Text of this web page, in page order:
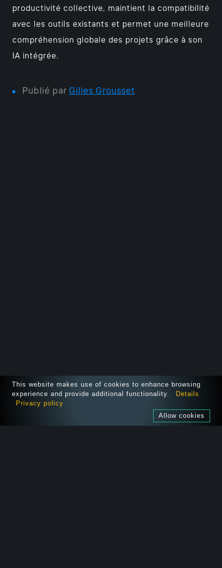
productivité collective, maintient la compatibilité
avec les outils existants et permet une meilleure
compréhension globale des projets grâce à son
IA intégrée.
Publié par Gilles Grousset
This website makes use of cookies to enhance browsing
experience and provide additional functionality.
Details
Privacy policy
Allow cookies